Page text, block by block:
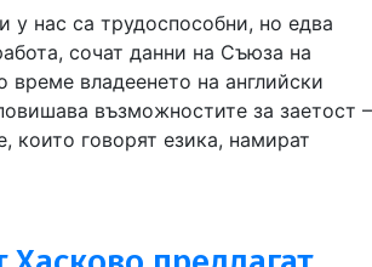
у нас са трудоспособни, но едва
сочат данни на Съюза на
време владеенето на английски
възможностите за заетост –
които говорят езика, намират